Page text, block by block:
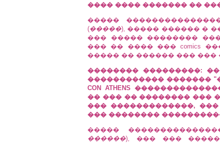
���� ���� ������� ��
�����
(�����), ����� ������ �
��� ����� ��������
��� �� ���� ��� comics
����� �� ������ ��� ���
�������� ���������:
������������ �������
CON ATHENS
�� ��� �� �������� ���
��� �������������,
��� ��������
�����
������), ��� ���